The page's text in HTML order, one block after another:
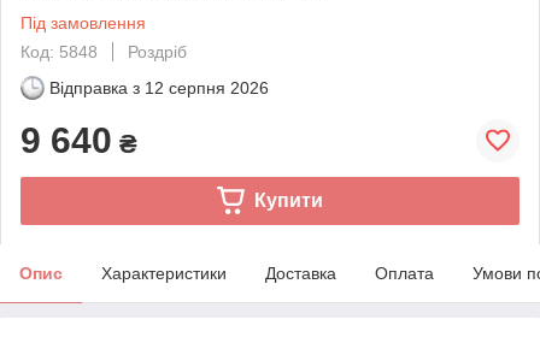
Під замовлення
Код: 5848
Роздріб
Відправка з 12 серпня 2026
9 640 ₴
Купити
Опис Характеристики Доставка Оплата Умови